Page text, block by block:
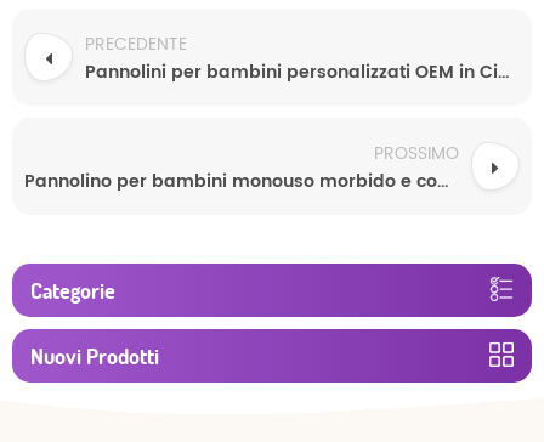
PRECEDENTE
Pannolini per bambini personalizzati OEM in Cina all'ingrosso Pannolini per bambini monouso ultrasottili ad alto assorbimento
PROSSIMO
Pannolino per bambini monouso morbido e confortevole personalizzato dalla fabbrica del Fujian
Categorie
Nuovi Prodotti